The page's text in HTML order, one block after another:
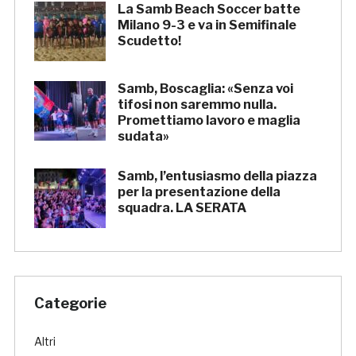
La Samb Beach Soccer batte
Milano 9-3 e va in Semifinale
Scudetto!
Samb, Boscaglia: «Senza voi
tifosi non saremmo nulla.
Promettiamo lavoro e maglia
sudata»
Samb, l’entusiasmo della piazza
per la presentazione della
squadra. LA SERATA
Categorie
Altri